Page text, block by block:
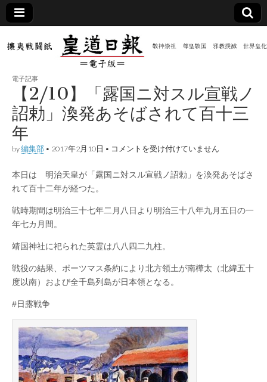
皇道
日報
（防
共新
聞）
電子
版
敬神
尊皇
｜昭
和八
年創
刊
皇道
実
践
攘夷
紙
電子記事
【2/10】「露国ニ対スル宣戦ノ
詔勅」渙発あそばされて百十三
年
by編集部 • 2017年2月10日 • 【2/10】
ニ
ル
宣
詔
勅」
発
あ
れ
て
百
十
三
年
は
コメントを受け付けていません
本日は 明治天皇が「露国ニ対スル宣戦ノ詔勅」を渙発あそばさ
れて百十二年が経つた。
戦時期間は明治三十七年二月八日より明治三十八年九月五日の一
年七カ月間。
靖国神社に祀られた英霊は八八四二九柱。
戦役の結果、ポーツマス条約により北方領土が南樺太（北緯五十
度以南）および全千島列島が日本領となる。
#日露戦争